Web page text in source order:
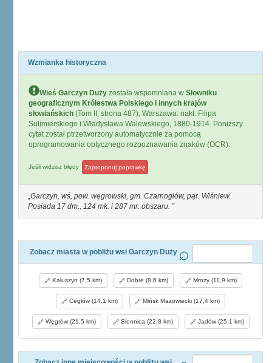
Wzmianka historyczna
Wieś Garczyn Duży została wspomniana w Słowniku
geograficznym Królestwa Polskiego i innych krajów
słowiańskich (Tom II, strona 487), Warszawa: nakł. Filipa
Sulimierskiego i Władysława Walewskiego, 1880-1914. Poniższy
cytat został ptrzetworzony automatycznie za pomocą
oprogramowania optycznego rozpoznawania znaków (OCR).
Jeśli widzisz błędy Zaproponuj poprawkę
Garczyn, wś, pow. węgrowski, gm. Czarnogłów, pąr. Wiśniew.
Posiada 17 dm., 124 mk. i 287 mr. obszaru.
Zobacz miasta w pobliżu wsi Garczyn Duży
Kałuszyn (7,5 km) Dobre (8,6 km) Mrozy (11,9 km)
Cegłów (14,1 km) Mińsk Mazowiecki (17,4 km)
Węgrów (21,5 km) Siennica (22,8 km) Jadów (25,1 km)